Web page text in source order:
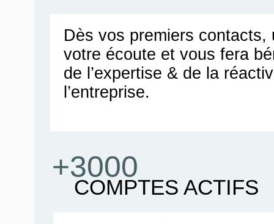
+3000
Dès vos premiers contacts,
votre écoute et vous fera
de l’expertise & de la
l’entreprise.
COMPTES ACTIFS